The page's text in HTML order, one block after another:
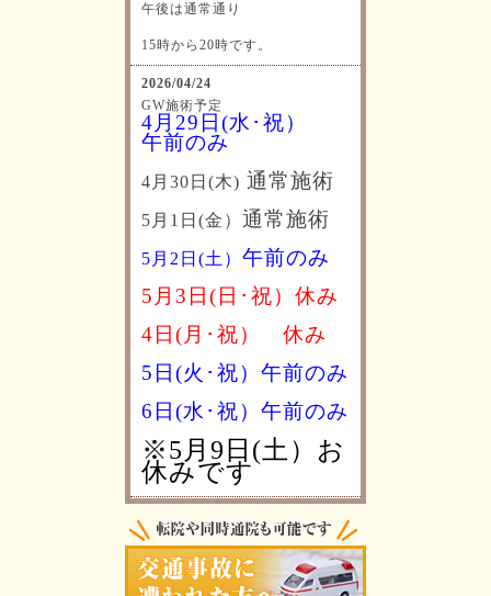
午後は通常通り
15時から20時です。
2026/04/24
GW施術予定
4月29日(水･祝）
午前のみ
4月30日(木) 通常施術
5月1日(金） 通常施術
5月2日(土） 午前のみ
5月3日(日･祝）休み
4日(月･祝） 休み
5日(火･祝）午前のみ
6日(水･祝） 午前のみ
※5月9日(土）お
休みです